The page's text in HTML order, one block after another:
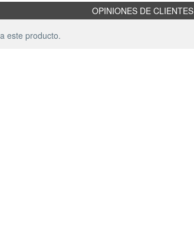
OPINIONES DE CLIENTES
este producto.